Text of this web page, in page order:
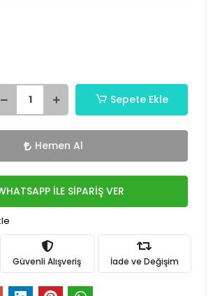
Sepete Ekle
Hemen Al
İLE SİPARİŞ VER
Güvenli Alışveriş İade ve Değişim